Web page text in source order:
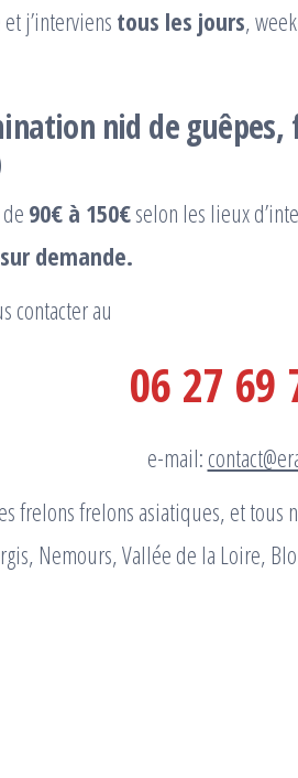
j’interviens tous les jours,
nid de
90€ à 150€selon les lieux
demande.
contacter au
06 27 69
e-mail:
frelons frelons asiatiques, et tous
Nemours, Vallée de la Loire,